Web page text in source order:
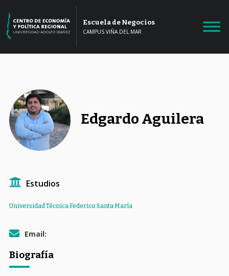
Escuela de Negocios
CAMPUS VIÑA DEL MAR
Edgardo Aguilera
Estudios
Universidad Técnica Federico Santa María
Email:
Biografía